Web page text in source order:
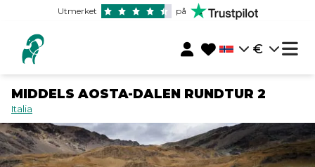
Utmerket på
€
MIDDELS AOSTA-DALEN RUNDTUR 2
Italia